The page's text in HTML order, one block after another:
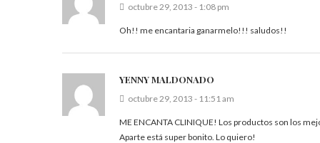
octubre 29, 2013 - 1:08 pm
Oh!! me encantaria ganarmelo!!! saludos!!
YENNY MALDONADO
octubre 29, 2013 - 11:51 am
ME ENCANTA CLINIQUE! Los productos son los
Aparte está super bonito. Lo quiero!